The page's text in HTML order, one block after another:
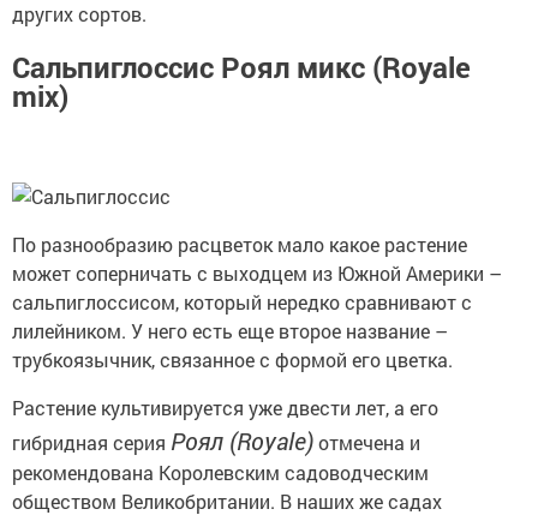
других сортов.
Сальпиглоссис Роял микс (Royale
mix)
По разнообразию расцветок мало какое растение
может соперничать с выходцем из Южной Америки –
сальпиглоссисом, который нередко сравнивают с
лилейником. У него есть еще второе название –
трубкоязычник, связанное с формой его цветка.
Растение культивируется уже двести лет, а его
гибридная серия Роял (Royale)отмечена и
рекомендована Королевским садоводческим
обществом Великобритании. В наших же садах